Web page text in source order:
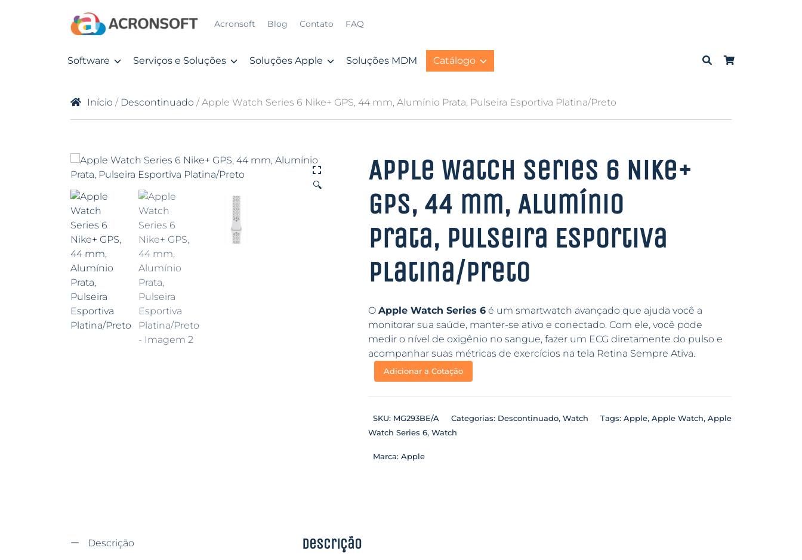
Acronsoft Blog Contato FAQ
Software Serviços e Soluções Soluções Apple Soluções MDM Catálogo
Início / Descontinuado / Apple Watch Series 6 Nike+ GPS, 44 mm, Alumínio Prata, Pulseira Esportiva Platina/Preto
🔍
Apple Watch Series 6 Nike+
GPS, 44 mm, Alumínio
Prata, Pulseira Esportiva
Platina/Preto
O Apple Watch Series 6é um smartwatch avançado que ajuda você a
monitorar sua saúde, manter-se ativo e conectado. Com ele, você pode
medir o nível de oxigênio no sangue, fazer um ECG diretamente do pulso e
acompanhar suas métricas de exercícios na tela Retina Sempre Ativa.
Adicionar a Cotação
SKU: MG293BE/A Categorias: Descontinuado, Watch Tags: Apple, Apple Watch, Apple
Watch Series 6, Watch
Marca: Apple
Descrição Descrição